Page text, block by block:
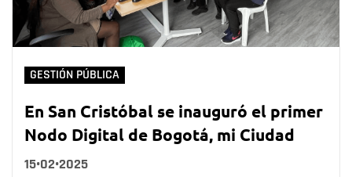
GESTIÓN PÚBLICA
En San Cristóbal se inauguró el primer
Nodo Digital de Bogotá, mi Ciudad
15•02•2025